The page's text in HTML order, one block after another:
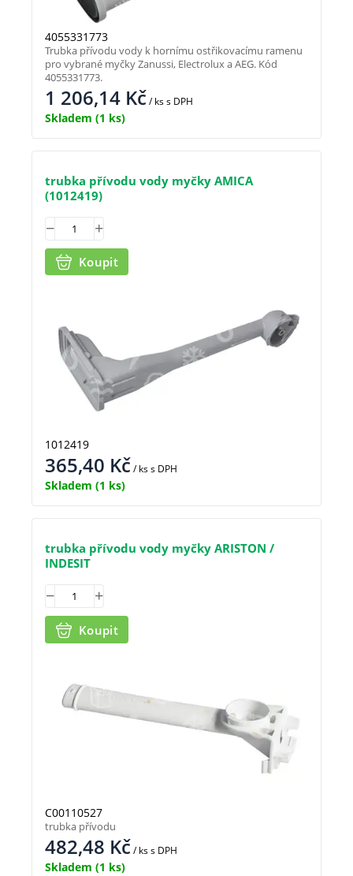
4055331773
1 206,14 Kč/ kss DPH
Skladem (1 ks)
Trubka přívodu vody k hornímu ostřikovacímu ramenu
pro vybrané myčky Zanussi, Electrolux a AEG. Kód
4055331773.
trubka přívodu vody myčky AMICA
(1012419)
1012419
365,40 Kč/ kss DPH
Skladem (1 ks)
Koupit
trubka přívodu vody myčky ARISTON /
INDESIT
C00110527
482,48 Kč/ kss DPH
Skladem (1 ks)
Koupit
trubka přívodu